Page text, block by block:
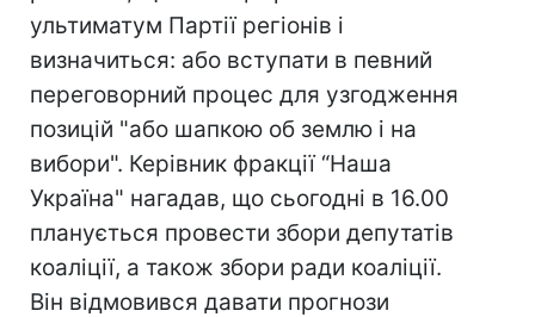
ультиматум Партії регіонів і
визначиться: або вступати в певний
переговорний процес для узгодження
позицій "або шапкою об землю і на
вибори". Керівник фракції “Наша
Україна" нагадав, що сьогодні в 16.00
планується провести збори депутатів
коаліції, а також збори ради коаліції.
Він відмовився давати прогнози